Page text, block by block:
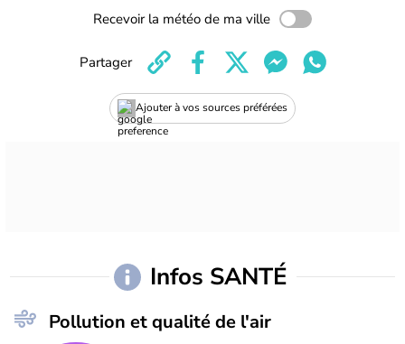
Recevoir la météo de ma ville
Ajouter à vos sources préférées
Partager
Infos SANTÉ
Pollution et qualité de l'air